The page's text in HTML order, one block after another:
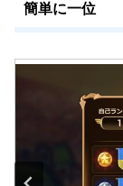
簡単に一位